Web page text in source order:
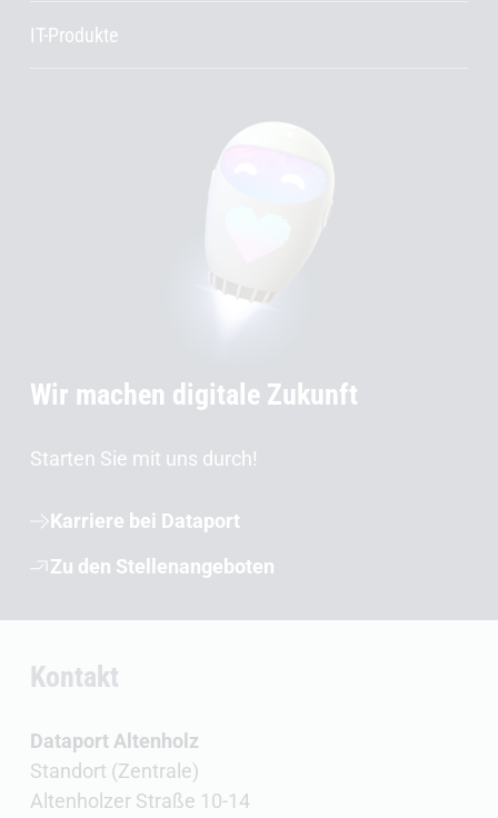
IT-Produkte
Wir machen digitale Zukunft
Starten Sie mit uns durch!
Karriere bei Dataport
Zu den Stellenangeboten
Kontakt
Dataport Altenholz
Standort (Zentrale)
Altenholzer Straße 10-14